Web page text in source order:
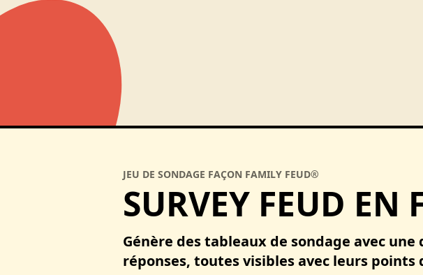
JEU DE SONDAGE FAÇON FAMILY FEUD®
SURVEY FEUD EN
Génère des tableaux de sondage avec
réponses, toutes visibles avec leurs points